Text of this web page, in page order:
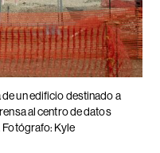
un edificio destinado a
al centro de datos
Fotógrafo: Kyle